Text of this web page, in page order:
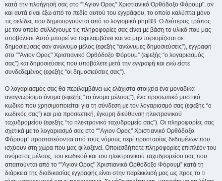
κατά την πλοήγησή σας στο “"Αγιον Ορος" Χριστιανικό Ορθόδοξο Φόρουμ”, αν
και αυτά είναι έξω από το πεδίο αυτού του εγγράφου, το οποίο καλύπτει μόνο
τις σελίδες που δημιουργούνται από το λογισμικό phpBB. Ο δεύτερος τρόπος
με τον οποίο συλλέγουμε τις πληροφορίες σας είναι με βάση το υλικό που μας
υποβάλετε. Αυτό μπορεί να περιλαμβάνει και να μην περιορίζεται σε:
δημοσιεύσεις σαν ανώνυμο μέλος (εφεξής “ανώνυμες δημοσιεύσεις”), εγγραφή
στο “"Αγιον Ορος" Χριστιανικό Ορθόδοξο Φόρουμ” (εφεξής “ο λογαριασμός
σας”) και δημοσιεύσεις που υποβάλετε μετά την εγγραφή και ενώ είστε
συνδεδεμένος (εφεξής “οι δημοσιεύσεις σας”).
Ο λογαριασμός σας θα περιλαμβάνει ως ελάχιστα στοιχεία ένα μοναδικά
αναγνωρίσιμο όνομα (εφεξής “το όνομα μέλους”), ένα προσωπικό μυστικό
κωδικό που χρησιμοποιείται για τη σύνδεση με τον λογαριασμό σας (εφεξής “ο
κωδικός σας”) και μια προσωπική, έγκυρη διεύθυνση ηλεκτρονικού
ταχυδρομείου (εφεξής “το ηλεκτρονικό ταχυδρομείο σας”). Οι πληροφορίες σας
σχετικά με το λογαριασμό σας στο “"Αγιον Ορος" Χριστιανικό Ορθόδοξο
Φόρουμ” προστατεύονται από τους νόμους περί προστασίας δεδομένων που
ισχύουν στη χώρα που μας φιλοξενεί. Οποιεσδήποτε πληροφορίες επιπλέον του
ονόματος μέλους, του κωδικού και του ηλεκτρονικού ταχυδρομείου σας που
απαιτούνται από το “"Αγιον Ορος" Χριστιανικό Ορθόδοξο Φόρουμ” κατά τη
διάρκεια της διαδικασίας εγγραφής είναι στην παρέκκλισή μας ως προς το τι